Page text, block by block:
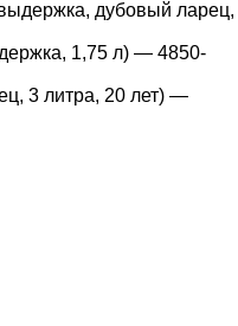
дубовый ларец,
1,75 л) — 4850-
3 литра, 20 лет) —